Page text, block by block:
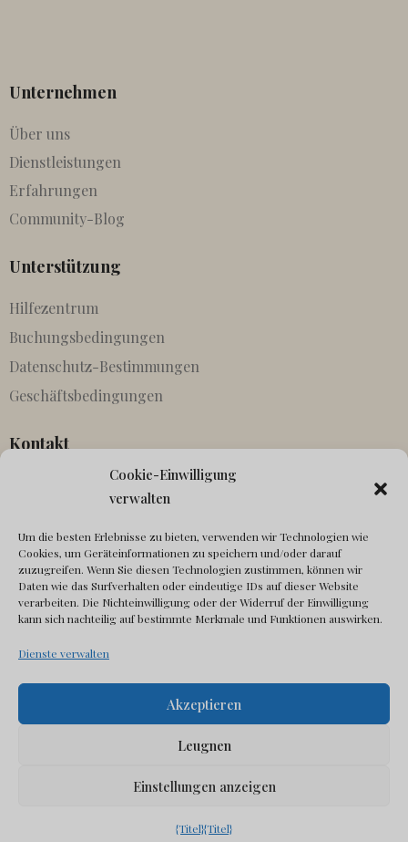
Cookie-Einwilligung
verwalten
Um die besten Erlebnisse zu bieten, verwenden wir Technologien wie
Cookies, um Geräteinformationen zu speichern und/oder darauf
zuzugreifen. Wenn Sie diesen Technologien zustimmen, können wir
Daten wie das Surfverhalten oder eindeutige IDs auf dieser Website
verarbeiten. Die Nichteinwilligung oder der Widerruf der Einwilligung
kann sich nachteilig auf bestimmte Merkmale und Funktionen auswirken.
Dienste verwalten
Akzeptieren
Leugnen
Einstellungen anzeigen
{Titel}{Titel}
Unternehmen
Über uns
Dienstleistungen
Erfahrungen
Community-Blog
Unterstützung
Hilfezentrum
Buchungsbedingungen
Datenschutz-Bestimmungen
Geschäftsbedingungen
Kontakt
Partnerschaften
In Kontakt kommen
Canonical fehlt
Sozial
© Copyright Visit Sardinia 2025 All rights reserved